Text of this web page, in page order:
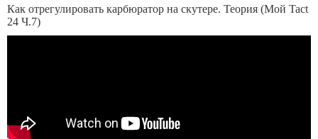
Как отрегулировать карбюратор на скутере. Теория (Мой Tact
24 Ч.7)